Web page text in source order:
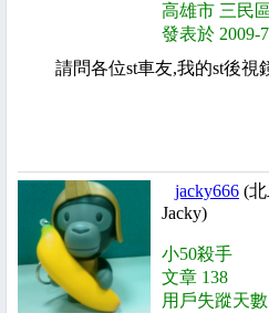
高雄市 三民
發表於 2009-
請問各位st車友,我的st後
jacky666 (
Jacky)
小50殺手
文章 138
用戶失蹤天